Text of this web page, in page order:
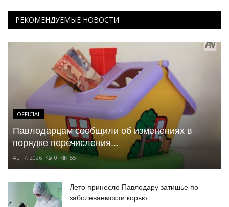
РЕКОМЕНДУЕМЫЕ НОВОСТИ
OFFICIAL
Павлодарцам сообщили об изменениях в
порядке перечисления...
Авг 7, 2026 0 55
Лето принесло Павлодару затишье по
заболеваемости корью